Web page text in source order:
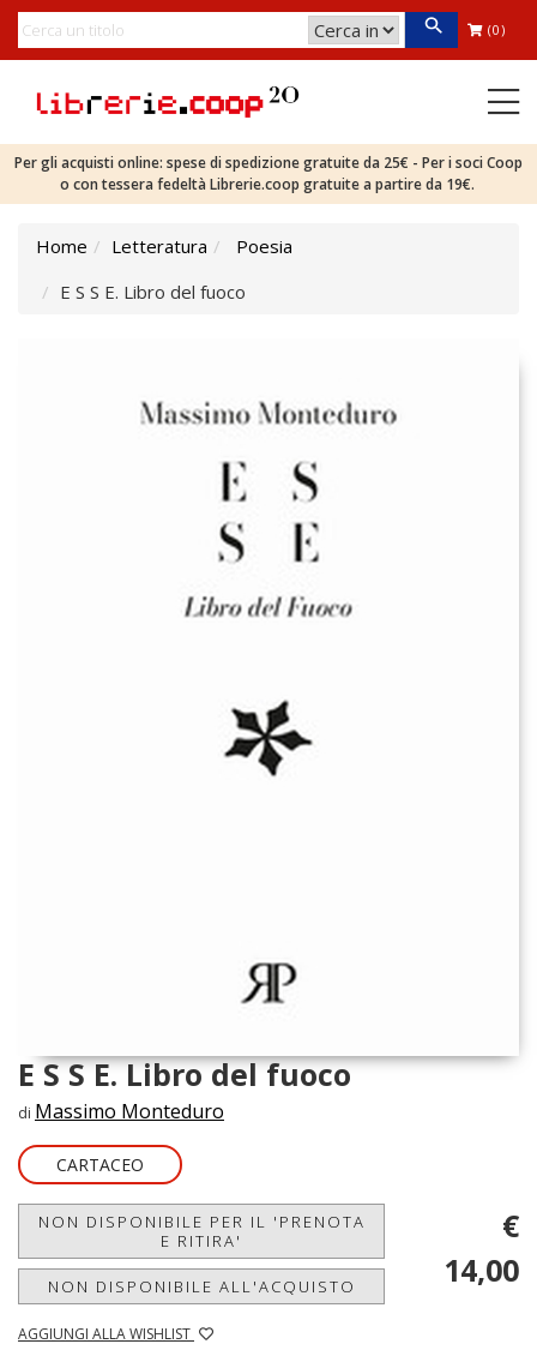
(0)
Per gli acquisti online: spese di spedizione gratuite da 25€ - Per i soci Coop
o con tessera fedeltà Librerie.coop gratuite a partire da 19€.
Home Letteratura
Poesia
E S S E. Libro del fuoco
E S S E. Libro del fuoco
di Massimo Monteduro
CARTACEO
NON DISPONIBILE PER IL 'PRENOTA
E RITIRA'
NON DISPONIBILE ALL'ACQUISTO
AGGIUNGI ALLA WISHLIST
€
14,00